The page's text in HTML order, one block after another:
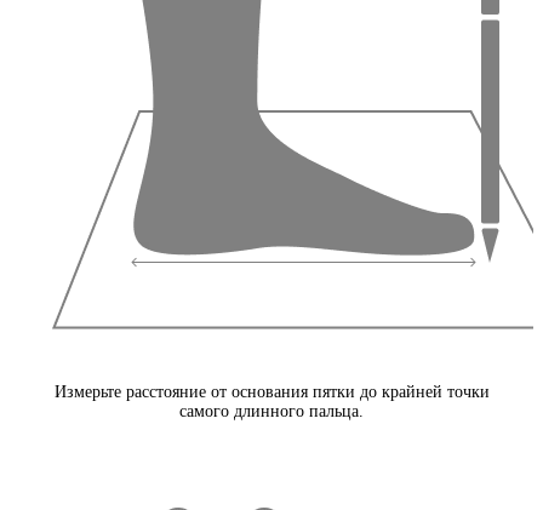
Измерьте расстояние от основания пятки до крайней точки
самого длинного пальца.